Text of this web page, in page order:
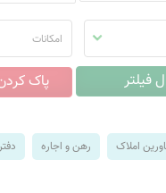
امکانات
املاک رهن و اجاره